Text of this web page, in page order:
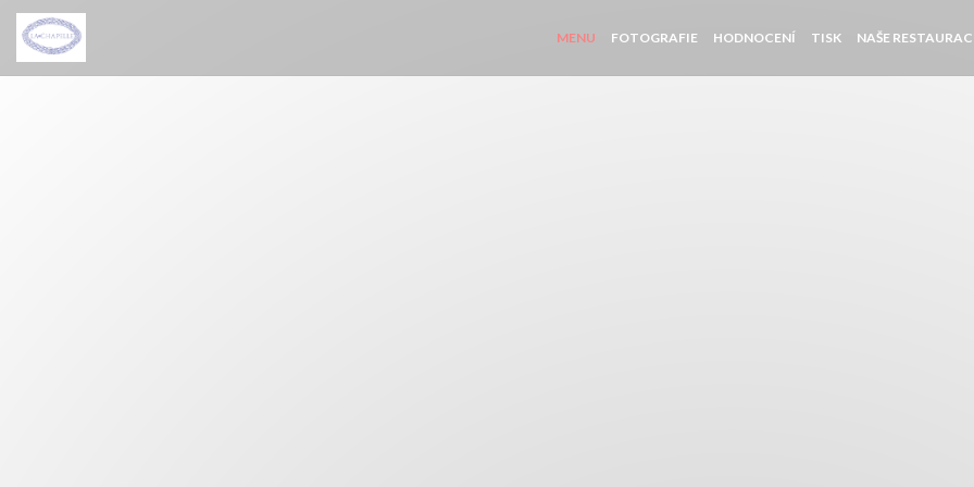
Panel pro správu cookies
MENU FOTOGRAFIE HODNOCENÍ TISK NAŠE